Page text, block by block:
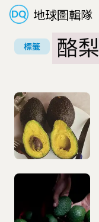
地球圖輯隊
標籤 酪梨